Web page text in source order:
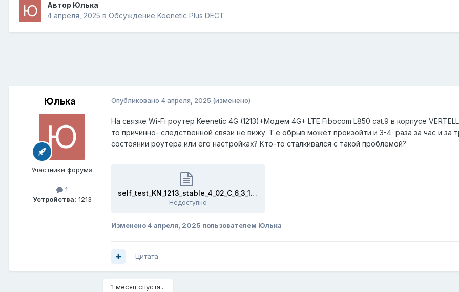
Автор Юлька
4 апреля, 2025 в Обсуждение Keenetic Plus DECT
Юлька
Участники форума
1
Устройства: 1213
Опубликовано 4 апреля, 2025 (изменено)
На связке Wi-Fi роутер Keenetic 4G (1213)+Модем 4G+ LTE Fibocom L850 cat.9 в корпусе
то причинно- следственной связи не вижу. Т.е обрыв может произойти и 3-4 раза за час и за
состоянии роутера или его настройках? Кто-то сталкивался с такой проблемой?
self_test_KN_1213_stable_4_02_C_6_3_1_router_2025_04_04T20_34_03.txt
Недоступно
Изменено4 апреля, 2025 пользователем Юлька
Цитата
1 месяц спустя...